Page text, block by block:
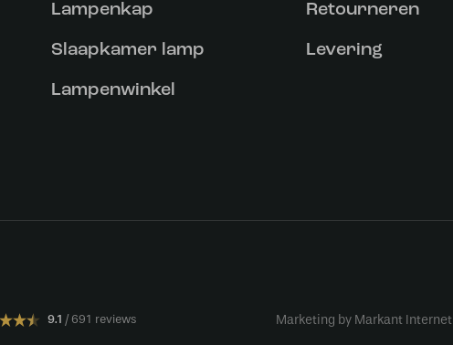
Lampenkap
Slaapkamer lamp
Lampenwinkel
Retourneren
Levering
9.1 691 reviews Marketing by Markant Internet